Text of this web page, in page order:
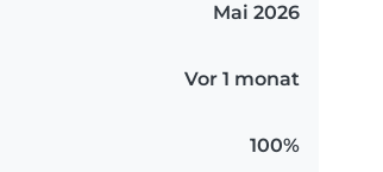
Mai 2026
Vor 1 monat
100%